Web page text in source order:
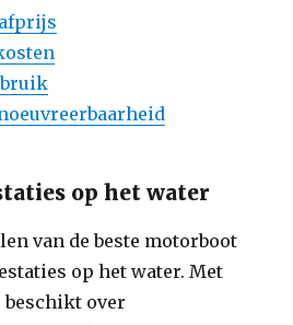
op het water
van de beste motorboot
op het water. Met
beschikt over